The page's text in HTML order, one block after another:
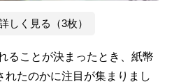
しく見る（3枚）
ることが決まったとき、紙幣
れたのかに注目が集まりまし